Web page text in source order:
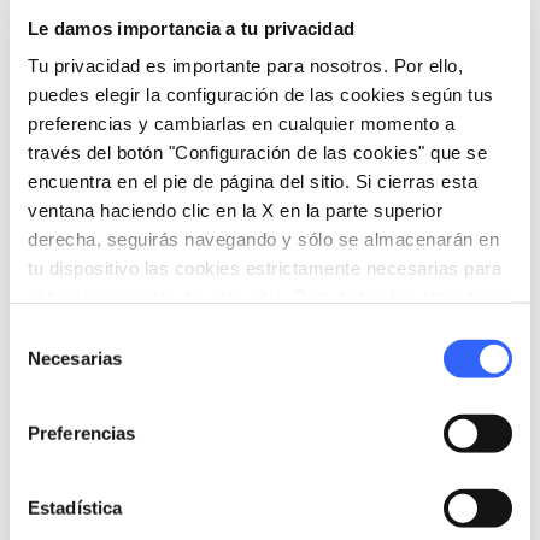
Le damos importancia a tu privacidad
Tu privacidad es importante para nosotros. Por ello,
puedes elegir la configuración de las cookies según tus
preferencias y cambiarlas en cualquier momento a
través del botón "Configuración de las cookies" que se
encuentra en el pie de página del sitio. Si cierras esta
ventana haciendo clic en la X en la parte superior
derecha, seguirás navegando y sólo se almacenarán en
tu dispositivo las cookies estrictamente necesarias para
Necesarias
Preferencias
Estadística
caracterizado la vida de las comunidades de
montaña a lo largo de los siglos.